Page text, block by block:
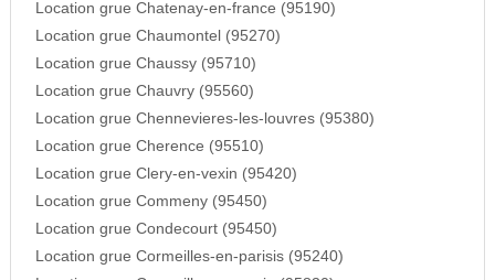
Location grue Chatenay-en-france (95190)
Location grue Chaumontel (95270)
Location grue Chaussy (95710)
Location grue Chauvry (95560)
Location grue Chennevieres-les-louvres (95380)
Location grue Cherence (95510)
Location grue Clery-en-vexin (95420)
Location grue Commeny (95450)
Location grue Condecourt (95450)
Location grue Cormeilles-en-parisis (95240)